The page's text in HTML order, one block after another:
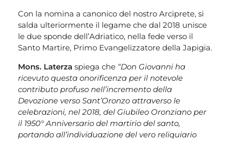
Con la nomina a canonico del nostro Arciprete, si
salda ulteriormente il legame che dal 2018 unisce
le due sponde dell’Adriatico, nella fede verso il
Santo Martire, Primo Evangelizzatore della Japigia.
Mons. Laterza spiega che “Don Giovanni ha
ricevuto questa onorificenza per il notevole
contributo profuso nell’incremento della
Devozione verso Sant’Oronzo attraverso le
celebrazioni, nel 2018, del Giubileo Oronziano per
il 1950° Anniversario del martirio del santo,
portando all’individuazione del vero reliquiario